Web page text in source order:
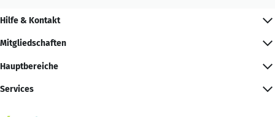
Hilfe & Kontakt
Mitgliedschaften
Hauptbereiche
Services